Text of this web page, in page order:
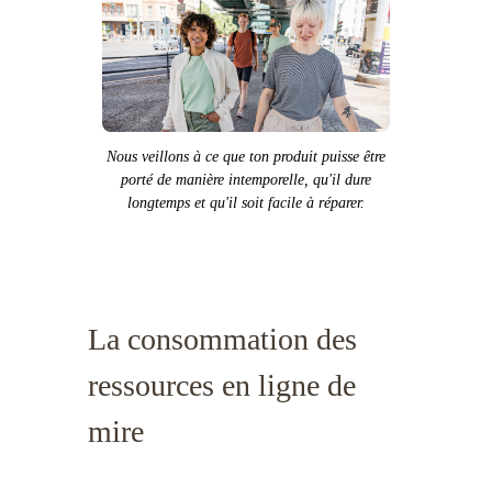
Nous veillons à ce que ton produit puisse être
porté de manière intemporelle, qu'il dure
longtemps et qu'il soit facile à réparer.
La consommation des
ressources en ligne de
mire